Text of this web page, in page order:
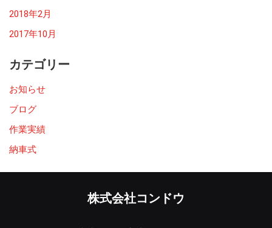
2018年2月
2017年10月
カテゴリー
お知らせ
ブログ
作業実績
納車式
株式会社コンドウ